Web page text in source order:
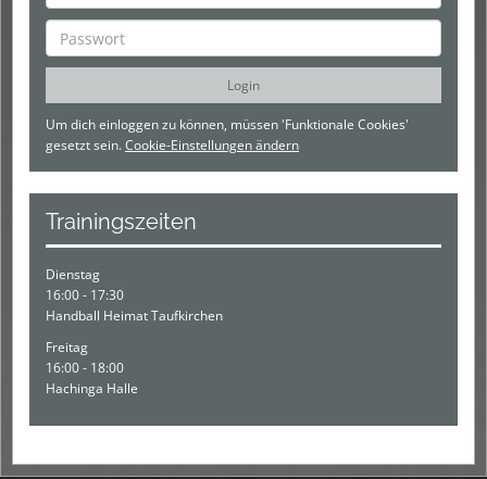
Um dich einloggen zu können, müssen 'Funktionale Cookies'
gesetzt sein.Cookie-Einstellungen ändern
Trainingszeiten
Dienstag
16:00 - 17:30
Handball Heimat Taufkirchen
Freitag
16:00 - 18:00
Hachinga Halle